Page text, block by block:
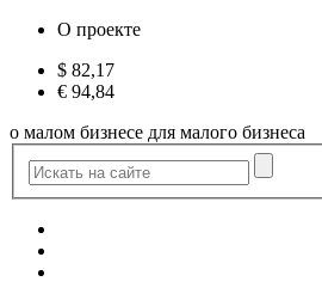
О проекте
$ 82,17
€ 94,84
о малом бизнесе для малого бизнеса